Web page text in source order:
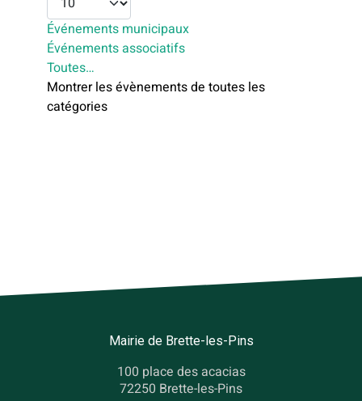
Événements municipaux
Événements associatifs
Toutes…
Montrer les évènements de toutes les
catégories
Mairie de Brette-les-Pins
100 place des acacias
72250 Brette-les-Pins